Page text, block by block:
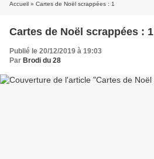
Accueil » Cartes de Noël scrappées : 1
Cartes de Noël scrappées : 1
Publié le 20/12/2019 à 19:03
Par Brodi du 28